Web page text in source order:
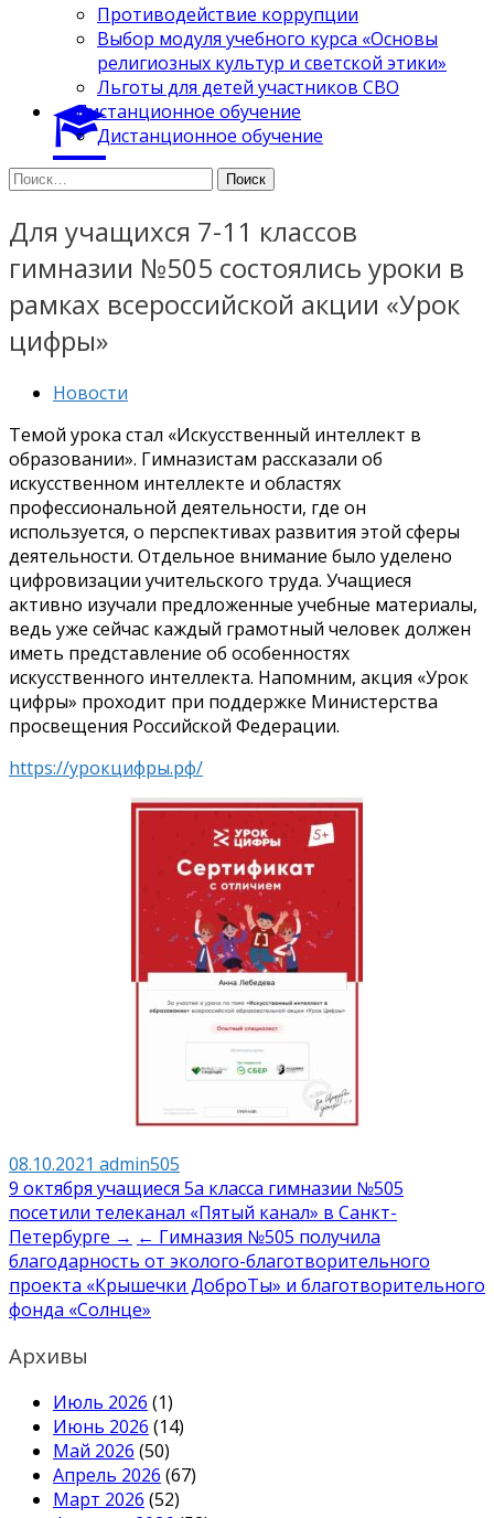
Противодействие коррупции
Выбор модуля учебного курса «Основы
религиозных культур и светской этики»
Льготы для детей участников СВО
Дистанционное обучение
Дистанционное обучение
Найти:
Для учащихся 7-11 классов
гимназии №505 состоялись уроки в
рамках всероссийской акции «Урок
цифры»
Новости
Темой урока стал «Искусственный интеллект в
образовании». Гимназистам рассказали об
искусственном интеллекте и областях
профессиональной деятельности, где он
используется, о перспективах развития этой сферы
деятельности. Отдельное внимание было уделено
цифровизации учительского труда. Учащиеся
активно изучали предложенные учебные материалы,
ведь уже сейчас каждый грамотный человек должен
иметь представление об особенностях
искусственного интеллекта. Напомним, акция «Урок
цифры» проходит при поддержке Министерства
просвещения Российской Федерации.
https://урокцифры.рф/
08.10.2021 admin505
Навигация
по
записям
9 октября учащиеся 5а класса гимназии №505
посетили телеканал «Пятый канал» в Санкт-
Петербурге → ← Гимназия №505 получила
благодарность от эколого-благотворительного
проекта «Крышечки ДоброТы» и благотворительного
фонда «Солнце»
Архивы
Июль 2026 (1)
Июнь 2026 (14)
Май 2026 (50)
Апрель 2026 (67)
Март 2026 (52)